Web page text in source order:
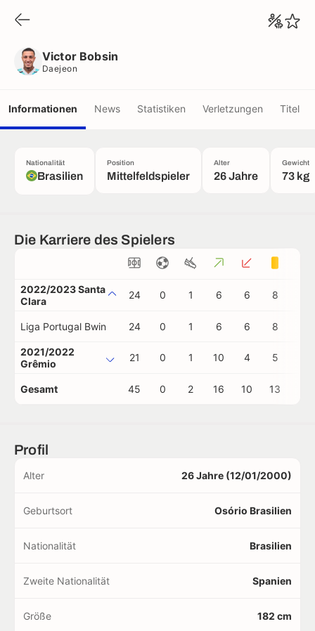
Victor Bobsin
Daejeon
Informationen News Statistiken Verletzungen Titel
Nationalität
Brasilien
Position
Mittelfeldspieler
Alter
26 Jahre
Gewicht
73 kg
Die Karriere des Spielers
2022/2023 Santa
Clara
24 0 1 6 6 8
Liga Portugal Bwin 24 0 1 6 6 8
2021/2022
Grêmio
21 0 1 10 4 5
Gesamt 45 0 2 16 10 13
Profil
Alter 26 Jahre (12/01/2000)
Geburtsort Osório Brasilien
Nationalität Brasilien
Zweite Nationalität Spanien
Größe 182 cm